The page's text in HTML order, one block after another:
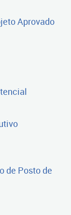
Aprovado
de Posto de